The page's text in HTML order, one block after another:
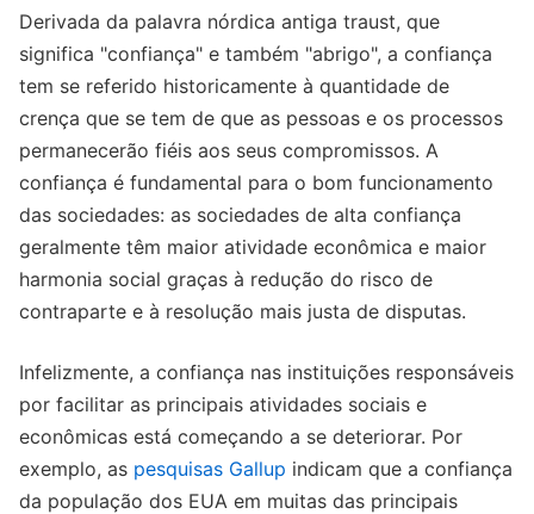
Derivada da palavra nórdica antiga traust, que
significa "confiança" e também "abrigo", a confiança
tem se referido historicamente à quantidade de
crença que se tem de que as pessoas e os processos
permanecerão fiéis aos seus compromissos. A
confiança é fundamental para o bom funcionamento
das sociedades: as sociedades de alta confiança
geralmente têm maior atividade econômica e maior
harmonia social graças à redução do risco de
contraparte e à resolução mais justa de disputas.
Infelizmente, a confiança nas instituições responsáveis
por facilitar as principais atividades sociais e
econômicas está começando a se deteriorar. Por
exemplo, as pesquisas Gallup indicam que a confiança
da população dos EUA em muitas das principais